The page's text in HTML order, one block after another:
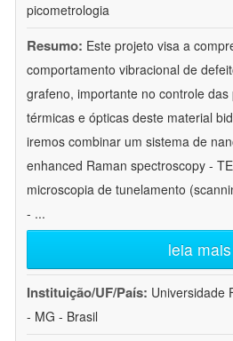
picometrologia
Resumo: Este projeto visa a
comportamento vibracional de
grafeno, importante no controle
térmicas e ópticas deste material
iremos combinar um sistema de
enhanced Raman spectroscopy -
microscopia de tunelamento
- ...
leia mais
Instituição/UF/País: Universidade
- MG - Brasil